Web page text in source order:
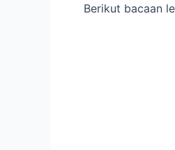
Berikut bacaan